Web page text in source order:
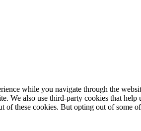
while you navigate through the
We also use third-party cookies that
of these cookies. But opting out of some